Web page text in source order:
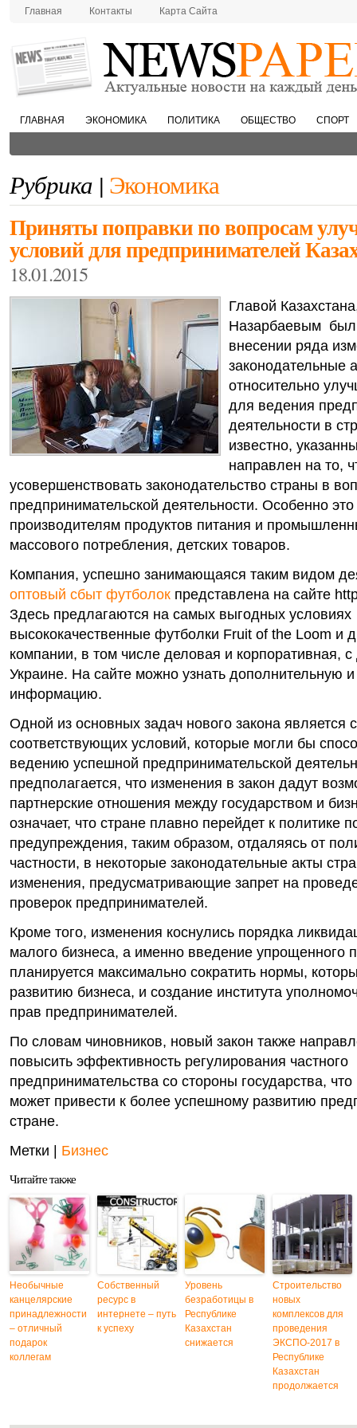
Главная Контакты Карта Сайта
ГЛАВНАЯ ЭКОНОМИКА ПОЛИТИКА ОБЩЕСТВО СПОРТ
Рубрика | Экономика
Приняты поправки по вопросам
условий для предпринимателей
18.01.2015
Главой
Назарбаевым был
внесении ряда
законодательные
относительно
для ведения
деятельности в
известно,
направлен на то,
усовершенствовать законодательство страны в
предпринимательской деятельности. Особенно это
производителям продуктов питания и
массового потребления, детских товаров.
Компания, успешно занимающаяся таким видом
оптовый сбыт футболок представлена на сайте
Здесь предлагаются на самых выгодных условиях
высококачественные футболки Fruit of the Loom и
компании, в том числе деловая и корпоративная, с
Украине. На сайте можно узнать дополнительную и
информацию.
Одной из основных задач нового закона является
соответствующих условий, которые могли бы
ведению успешной предпринимательской
предполагается, что изменения в закон дадут
партнерские отношения между государством и
означает, что стране плавно перейдет к политике
предупреждения, таким образом, отдаляясь от
частности, в некоторые законодательные акты
изменения, предусматривающие запрет на
проверок предпринимателей.
Кроме того, изменения коснулись порядка
малого бизнеса, а именно введение упрощенного
планируется максимально сократить нормы,
развитию бизнеса, и создание института
прав предпринимателей.
По словам чиновников, новый закон также
повысить эффективность регулирования частного
предпринимательства со стороны государства, что
может привести к более успешному развитию
стране.
Метки | Бизнес
Читайте также
Необычные
канцелярские
принадлежности
– отличный
подарок
коллегам
Собственный
ресурс в
интернете – путь
к успеху
Уровень
безработицы в
Республике
Казахстан
снижается
Строительство
новых
комплексов для
проведения
ЭКСПО-2017 в
Республике
Казахстан
продолжается